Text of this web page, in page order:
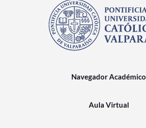
Navegador Académico
Aula Virtual